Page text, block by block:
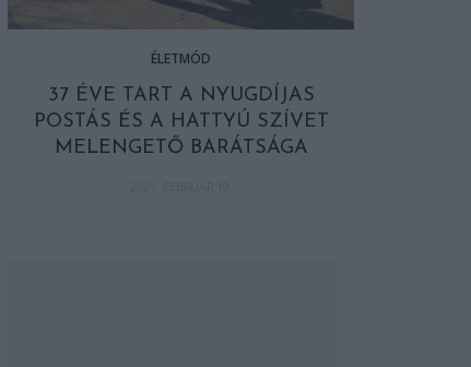
ÉLETMÓD
37 ÉVE TART A NYUGDÍJAS
POSTÁS ÉS A HATTYÚ SZÍVET
MELENGETŐ BARÁTSÁGA